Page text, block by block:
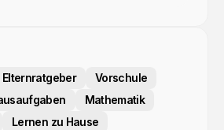
Elternratgeber
Vorschule
Mathematik
Lernen zu Hause